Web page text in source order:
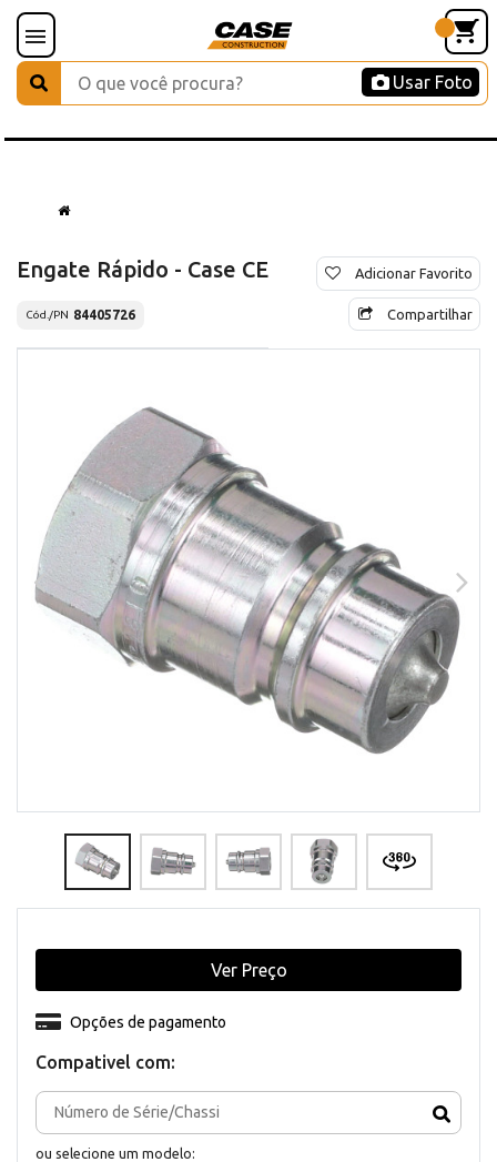
Usar Foto
Engate Rápido - Case CE
Cód./PN 84405726
Adicionar Favorito
Compartilhar
Compativel com:
ou selecione um modelo:
Opções de pagamento
Ver Preço